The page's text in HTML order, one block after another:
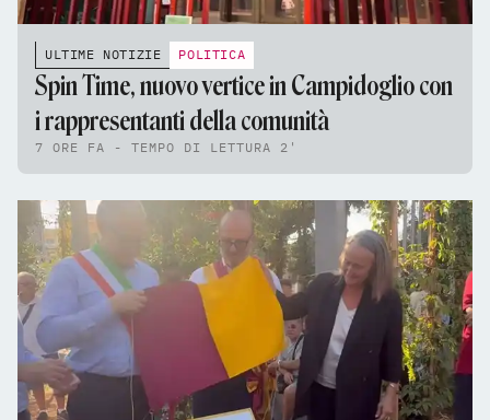
ULTIME NOTIZIE POLITICA
Spin Time, nuovo vertice in Campidoglio con
i rappresentanti della comunità
7 ORE FA - TEMPO DI LETTURA 2'